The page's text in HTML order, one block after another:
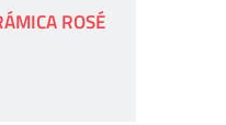
ROSÉ